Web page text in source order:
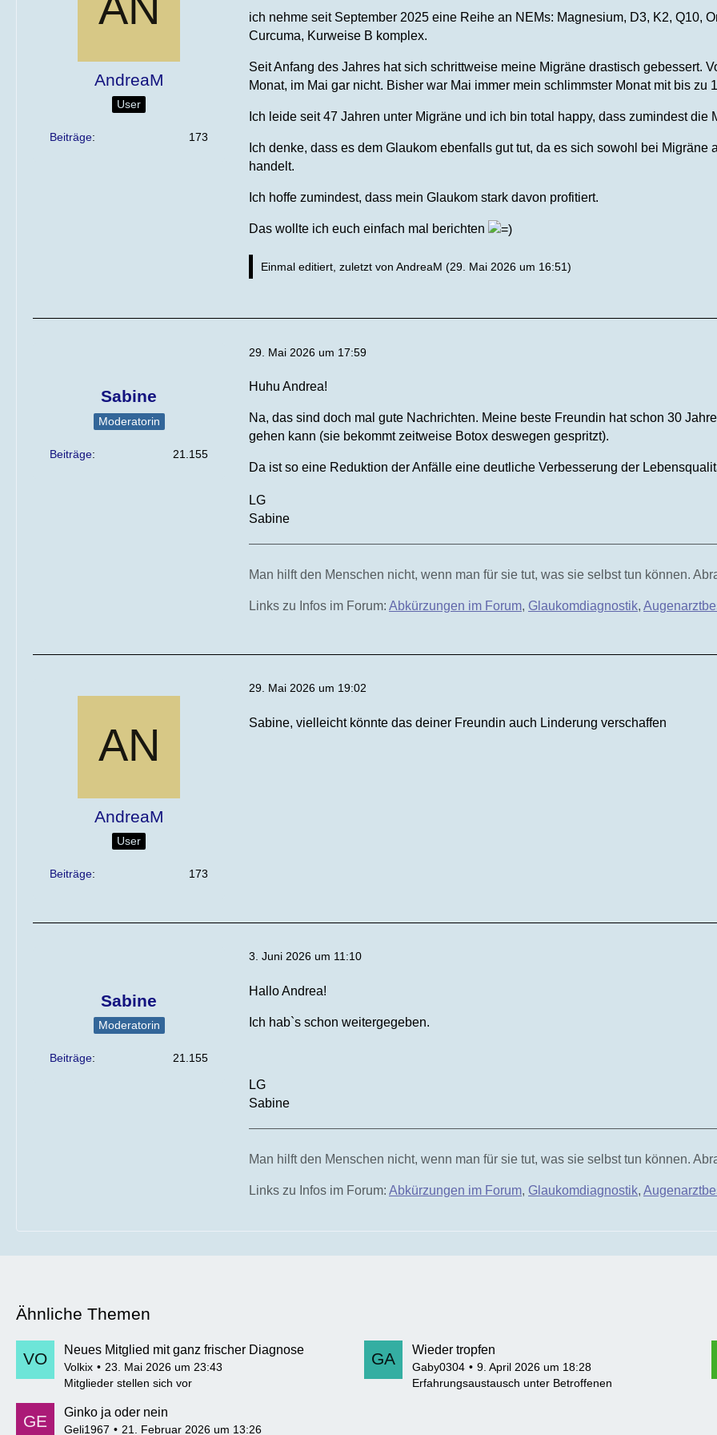
AndreaM
User
Beiträge 173
ich nehme seit September 2025 eine Reihe an NEMs: Magnesium, D3, K2, Q10,
Curcuma, Kurweise B komplex.
Seit Anfang des Jahres hat sich schrittweise meine Migräne drastisch gebessert.
Monat, im Mai gar nicht. Bisher war Mai immer mein schlimmster Monat mit bis zu
Ich leide seit 47 Jahren unter Migräne und ich bin total happy, dass zumindest
Ich denke, dass es dem Glaukom ebenfalls gut tut, da es sich sowohl bei
handelt.
Ich hoffe zumindest, dass mein Glaukom stark davon profitiert.
Das wollte ich euch einfach mal berichten
Einmal editiert, zuletzt von AndreaM (29. Mai 2026 um 16:51)
Sabine
Moderatorin
Beiträge 21.155
29. Mai 2026 um 17:59
Huhu Andrea!
Na, das sind doch mal gute Nachrichten. Meine beste Freundin hat schon 30
gehen kann (sie bekommt zeitweise Botox deswegen gespritzt).
Da ist so eine Reduktion der Anfälle eine deutliche Verbesserung der
LG
Sabine
Man hilft den Menschen nicht, wenn man für sie tut, was sie selbst tun können.
Links zu Infos im Forum: Abkürzungen im Forum, Glaukomdiagnostik,
AndreaM
User
Beiträge 173
29. Mai 2026 um 19:02
Sabine, vielleicht könnte das deiner Freundin auch Linderung verschaffen
Sabine
Moderatorin
Beiträge 21.155
3. Juni 2026 um 11:10
Hallo Andrea!
Ich hab`s schon weitergegeben.
LG
Sabine
Man hilft den Menschen nicht, wenn man für sie tut, was sie selbst tun können.
Links zu Infos im Forum: Abkürzungen im Forum, Glaukomdiagnostik,
Ähnliche Themen
Neues Mitglied mit ganz frischer Diagnose
Volkix
23. Mai 2026 um 23:43
Mitglieder stellen sich vor
Wieder tropfen
Gaby0304
9. April 2026 um 18:28
Erfahrungsaustausch unter Betroffenen
Ginko ja oder nein
Geli1967 21. Februar 2026 um 13:26